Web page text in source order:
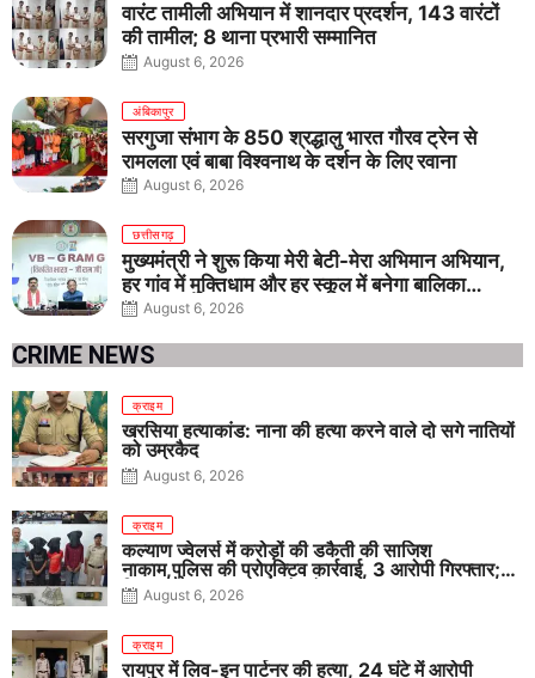
वारंट तामीली अभियान में शानदार प्रदर्शन, 143 वारंटों
की तामील; 8 थाना प्रभारी सम्मानित
August 6, 2026
अंबिकापुर
सरगुजा संभाग के 850 श्रद्धालु भारत गौरव ट्रेन से
रामलला एवं बाबा विश्वनाथ के दर्शन के लिए रवाना
August 6, 2026
छत्तीसगढ़
मुख्यमंत्री ने शुरू किया मेरी बेटी-मेरा अभिमान अभियान,
हर गांव में मुक्तिधाम और हर स्कूल में बनेगा बालिका
शौचालय
August 6, 2026
CRIME NEWS
क्राइम
खरसिया हत्याकांड: नाना की हत्या करने वाले दो सगे नातियों
को उम्रकैद
August 6, 2026
क्राइम
कल्याण ज्वेलर्स में करोड़ों की डकैती की साजिश
नाकाम,पुलिस की प्रोएक्टिव कार्रवाई, 3 आरोपी गिरफ्तार;
पिस्टल, कारतूस, चाकू और मोबाइल बरामद
August 6, 2026
क्राइम
रायपुर में लिव-इन पार्टनर की हत्या, 24 घंटे में आरोपी